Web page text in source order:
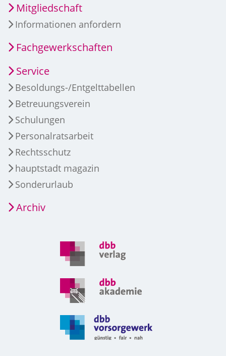
Mitgliedschaft
Informationen anfordern
Fachgewerkschaften
Service
Besoldungs-/Entgelttabellen
Betreuungsverein
Schulungen
Personalratsarbeit
Rechtsschutz
hauptstadt magazin
Sonderurlaub
Archiv